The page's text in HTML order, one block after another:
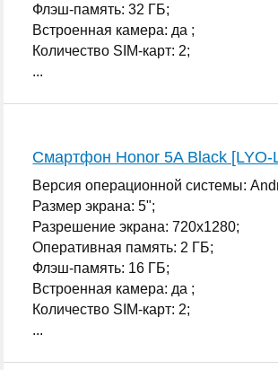
Флэш-память: 32 ГБ;
Встроенная камера: да ;
Количество SIM-карт: 2;
...
Смартфон Honor 5A Black [LYO-
Версия операционной системы:
Размер экрана: 5";
Разрешение экрана: 720x1280;
Оперативная память: 2 ГБ;
Флэш-память: 16 ГБ;
Встроенная камера: да ;
Количество SIM-карт: 2;
...